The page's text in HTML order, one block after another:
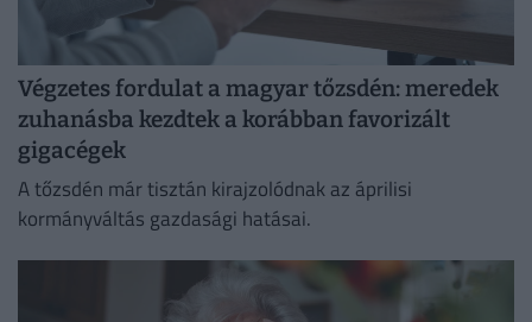
Végzetes fordulat a magyar tőzsdén: meredek
zuhanásba kezdtek a korábban favorizált
gigacégek
A tőzsdén már tisztán kirajzolódnak az áprilisi
kormányváltás gazdasági hatásai.